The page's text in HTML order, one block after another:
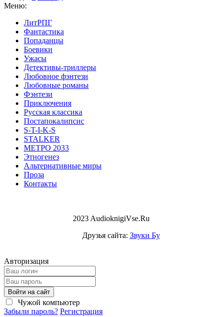
Меню:
ЛитРПГ
Фантастика
Попаданцы
Боевики
Ужасы
Детективы-триллеры
Любовное фэнтези
Любовные романы
Фэнтези
Приключения
Русская классика
Постапокалипсис
S-T-I-K-S
STALKER
МЕТРО 2033
Этногенез
Альтернативные миры
Проза
Контакты
2023 AudioknigiVse.Ru
Друзья сайта: Звуки Бу
Авторизация
Войти на сайт
Чужой компьютер
Забыли пароль? Регистрация